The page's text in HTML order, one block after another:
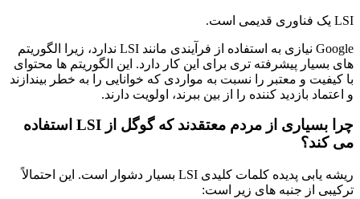
LSI یک فناوری قدیمی است.
Google نیازی به استفاده از فرآیندی مانند LSI ندارد، زیرا الگوریتم
های بسیار پیشرفته تری برای این کار دارد. این الگوریتم ها محتوای
با کیفیت و معتبر را نسبت به مواردی که خوانایی را به خطر بیندازند
و اعتماد بازدید کننده را از بین ببرند، اولویت دارند.
چرا بسیاری از مردم معتقدند که گوگل از LSI استفاده
می کند؟
ریشه یابی پدیده کلمات کلیدی LSI بسیار دشوار است. این احتمالاً
ترکیبی از جنبه های زیر است: